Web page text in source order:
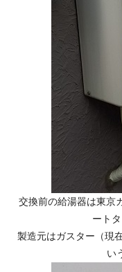
交換前の給湯器は東京
ート
製造元はガスター（現
い